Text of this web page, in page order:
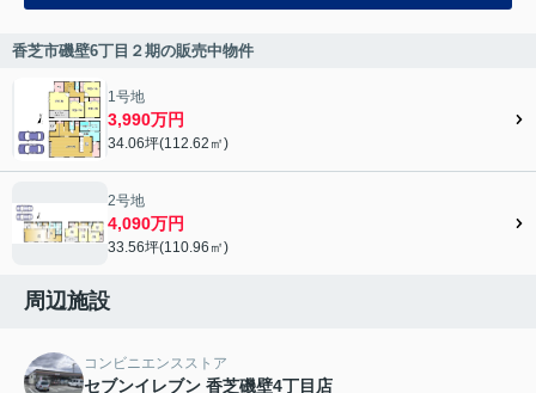
香芝市磯壁6丁目２期の販売中物件
1号地
3,990万円
34.06坪(112.62㎡)
2号地
4,090万円
33.56坪(110.96㎡)
周辺施設
コンビニエンスストア
セブンイレブン 香芝磯壁4丁目店